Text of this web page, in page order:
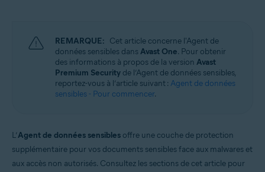
Systèmes d'exploitation:
REMARQUE: Cet article concerne l'Agent de
données sensibles dansAvast One. Pour obtenir
des informations à propos de la version Avast
Premium Security de l’Agent de données sensibles,
reportez-vous à l’article suivant : Agent de données
sensibles - Pour commencer.
L’Agent de données sensibles offre une couche de protection
supplémentaire pour vos documents sensibles face aux malwares et
aux accès non autorisés. Consultez les sections de cet article pour